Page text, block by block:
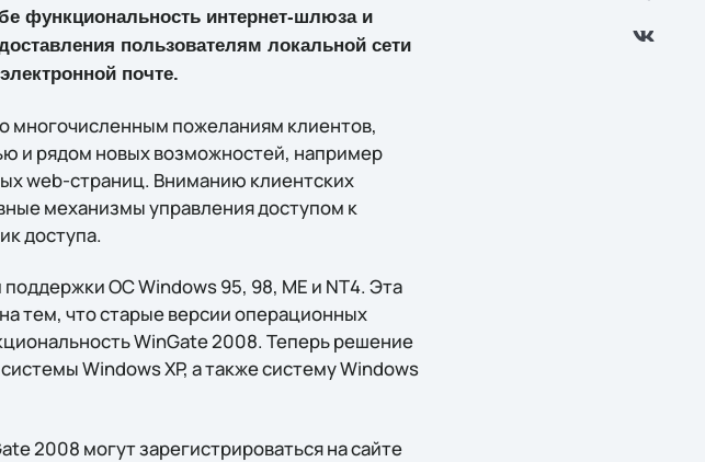
функциональность интернет-шлюза и
пользователям локальной сети
почте.
многочисленным пожеланиям клиентов,
и рядом новых возможностей, например
web-страниц. Вниманию клиентских
механизмы управления доступом к
доступа.
ОС Windows 95, 98, ME и NT4. Эта
тем, что старые версии операционных
WinGate 2008. Теперь решение
Windows XP, а также систему Windows
2008 могут зарегистрироваться на сайте